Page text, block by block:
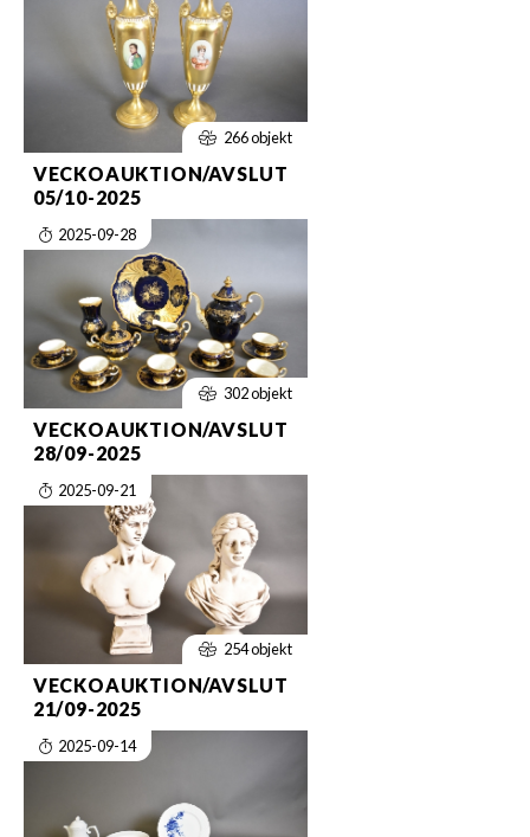
266 objekt
VECKOAUKTION/AVSLUT
05/10-2025
2025-09-28
302 objekt
VECKOAUKTION/AVSLUT
28/09-2025
2025-09-21
254 objekt
VECKOAUKTION/AVSLUT
21/09-2025
2025-09-14